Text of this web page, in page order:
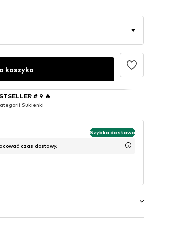
koszyka
# 9 🔥
Sukienki
Szybka dostawa
czas dostawy.